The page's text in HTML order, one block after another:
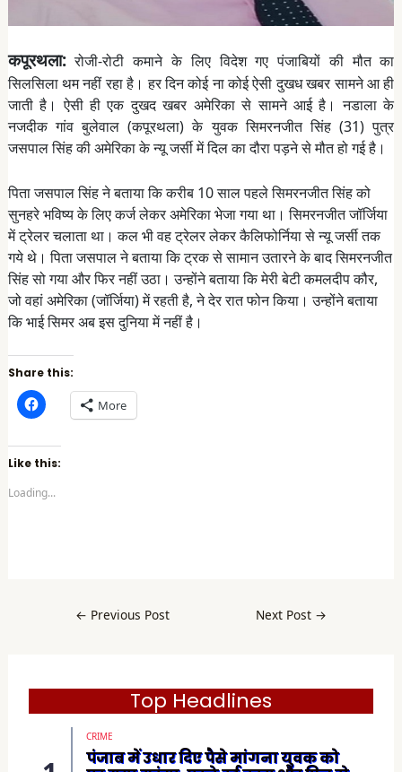
कपूरथला: रोजी-रोटी कमाने के लिए विदेश गए पंजाबियों की मौत का
सिलसिला थम नहीं रहा है। हर दिन कोई ना कोई ऐसी दुखध खबर सामने आ ही
जाती है। ऐसी ही एक दुखद खबर अमेरिका से सामने आई है। नडाला के
नजदीक गांव बुलेवाल (कपूरथला) के युवक सिमरनजीत सिंह (31) पुत्र
जसपाल सिंह की अमेरिका के न्यू जर्सी में दिल का दौरा पड़ने से मौत हो गई है।
पिता जसपाल सिंह ने बताया कि करीब 10 साल पहले सिमरनजीत सिंह को
सुनहरे भविष्य के लिए कर्ज लेकर अमेरिका भेजा गया था। सिमरनजीत जॉर्जिया
में ट्रेलर चलाता था। कल भी वह ट्रेलर लेकर कैलिफोर्निया से न्यू जर्सी तक
गये थे। पिता जसपाल ने बताया कि ट्रक से सामान उतारने के बाद सिमरनजीत
सिंह सो गया और फिर नहीं उठा। उन्होंने बताया कि मेरी बेटी कमलदीप कौर,
जो वहां अमेरिका (जॉर्जिया) में रहती है, ने देर रात फोन किया। उन्होंने बताया
कि भाई सिमर अब इस दुनिया में नहीं है।
Share this:
C
l
k
t
o
h
e
s
e
More
Like this:
Loading...
← Previous Post Next Post →
Top Headlines
CRIME
पंजाब में उधार दिए पैसे मांगना युवक को